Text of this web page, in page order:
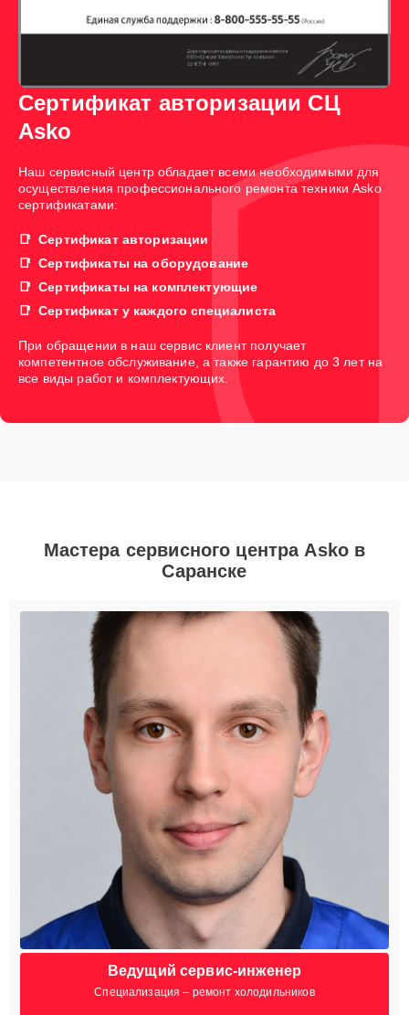
Сертификат авторизации СЦ
Asko
Наш сервисный центр обладает всеми необходимыми для
осуществления профессионального ремонта техники Asko
сертификатами:
Сертификат авторизации
Сертификаты на оборудование
Сертификаты на комплектующие
Сертификат у каждого специалиста
При обращении в наш сервис клиент получает
компетентное обслуживание, а также гарантию до 3 лет на
все виды работ и комплектующих.
Мастера сервисного центра Asko в
Саранске
Ведущий сервис-инженер
Специализация – ремонт холодильников